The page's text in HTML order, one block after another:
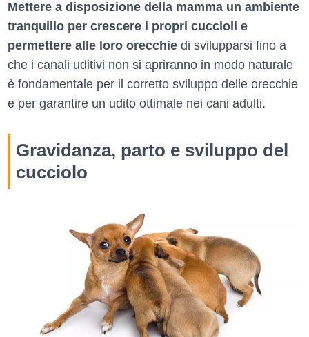
Mettere a disposizione della mamma un ambiente
tranquillo per crescere i propri cuccioli e
permettere alle loro orecchie di svilupparsi fino a
che i canali uditivi non si apriranno in modo naturale
è fondamentale per il corretto sviluppo delle orecchie
e per garantire un udito ottimale nei cani adulti.
Gravidanza, parto e sviluppo del
cucciolo